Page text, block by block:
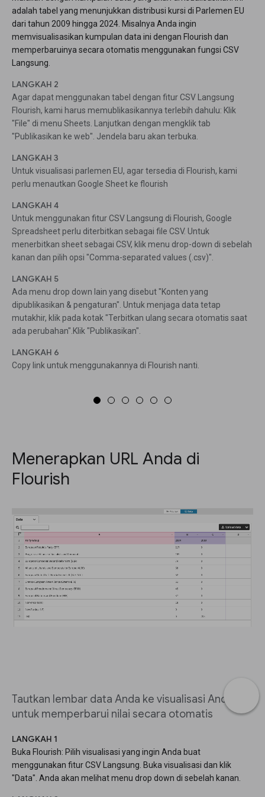
adalah tabel yang menunjukkan distribusi kursi di Parlemen EU
dari tahun 2009 hingga 2024. Misalnya Anda ingin
memvisualisasikan kumpulan data ini dengan Flourish dan
memperbaruinya secara otomatis menggunakan fungsi CSV
Langsung.
LANGKAH 2
Agar dapat menggunakan tabel dengan fitur CSV Langsung
Flourish, kami harus memublikasikannya terlebih dahulu: Klik
"File" di menu Sheets. Lanjutkan dengan mengklik tab
"Publikasikan ke web". Jendela baru akan terbuka.
LANGKAH 3
Untuk visualisasi parlemen EU, agar tersedia di Flourish, kami
perlu menautkan Google Sheet ke flourish
LANGKAH 4
Untuk menggunakan fitur CSV Langsung di Flourish, Google
Spreadsheet perlu diterbitkan sebagai file CSV. Untuk
menerbitkan sheet sebagai CSV, klik menu drop-down di sebelah
kanan dan pilih opsi "Comma-separated values (.csv)".
LANGKAH 5
Ada menu drop down lain yang disebut "Konten yang
dipublikasikan & pengaturan". Untuk menjaga data tetap
mutakhir, klik pada kotak "Terbitkan ulang secara otomatis saat
ada perubahan".Klik "Publikasikan".
LANGKAH 6
Copy link untuk menggunakannya di Flourish nanti.
Menerapkan URL Anda di
Flourish
Tautkan lembar data Anda ke visualisasi Anda
untuk memperbarui nilai secara otomatis
LANGKAH 1
Buka Flourish: Pilih visualisasi yang ingin Anda buat
menggunakan fitur CSV Langsung. Buka visualisasi dan klik
"Data". Anda akan melihat menu drop down di sebelah kanan.